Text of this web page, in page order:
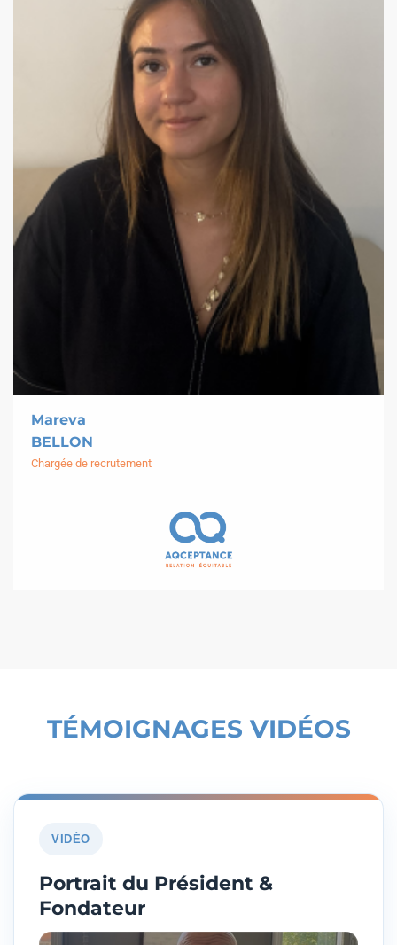
Mareva
BELLON
Chargée de recrutement
TÉMOIGNAGES VIDÉOS
VIDÉO
Portrait du Président &
Fondateur